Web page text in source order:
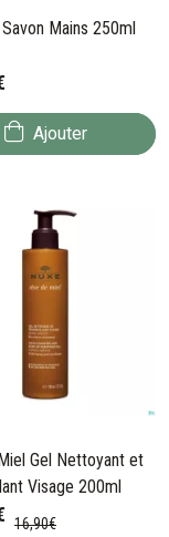
Mains 250ml
Ajouter
Gel Nettoyant et
Visage 200ml
16,90€